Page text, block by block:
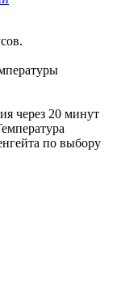
через 20 минут
по выбору